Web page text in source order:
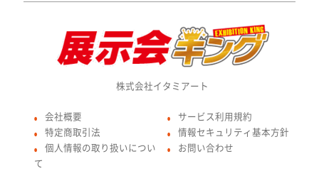
株式会社イタミアート
● 会社概要
● 特定商取引法
●
個人情報の取り扱いについ
て
● サービス利用規約
● 情報セキュリティ基本方針
● お問い合わせ